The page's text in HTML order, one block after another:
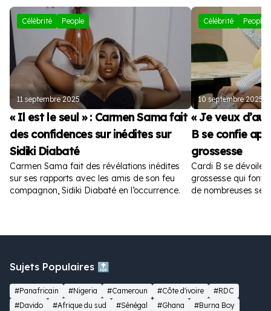
Célébrité People
11 septembre 2025
« Il est le seul » : Carmen Sama fait
des confidences sur inédites sur
Sidiki Diabaté
Carmen Sama fait des révélations inédites
sur ses rapports avec les amis de son feu
compagnon, Sidiki Diabaté en l’occurrence.
Célébrité People
10 septembre 2025
« Je veux
B se confie
grossesse
Cardi B se dévoile
grossesse qui font
de nombreuses
Sujets Populaires 🔝
#Panafricain #Nigeria #Cameroun #Côte d'ivoire
#RDC
#Davido
#Afrique du sud #Sénégal #Ghana
#Burna Boy